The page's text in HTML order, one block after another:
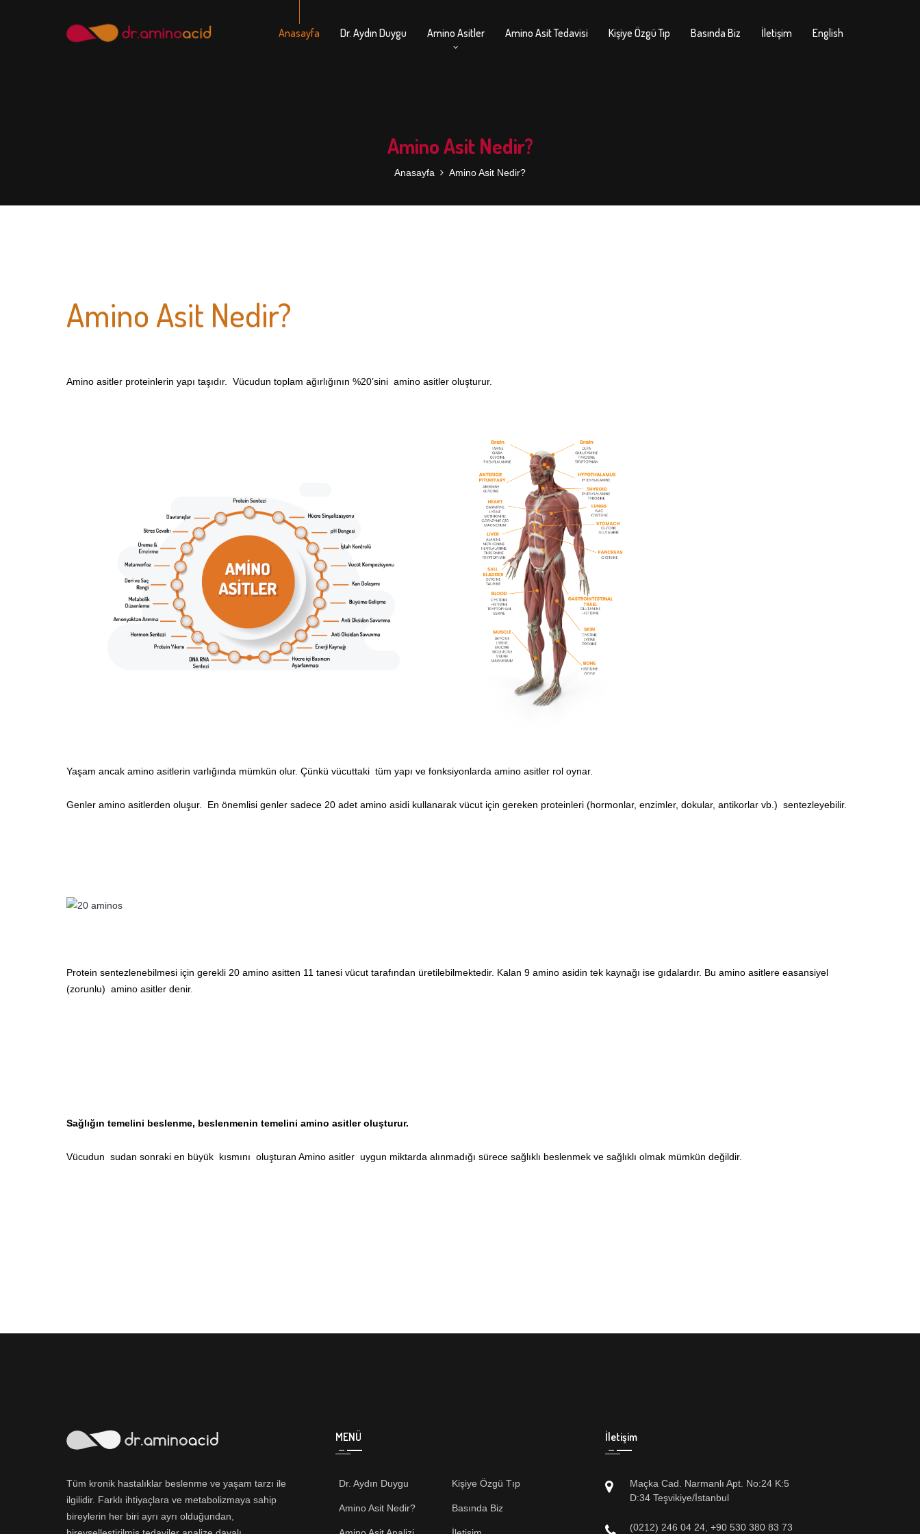
Anasayfa Dr. Aydın Duygu Amino Asitler Amino Asit Tedavisi Kişiye Özgü Tıp Basında Biz İletişim English
Amino Asit Nedir?
Anasayfa Amino Asit Nedir?
Amino Asit Nedir?
Amino asitler proteinlerin yapı taşıdır. Vücudun toplam ağırlığının %20’sini amino asitler oluşturur.
Yaşam ancak amino asitlerin varlığında mümkün olur. Çünkü vücuttaki tüm yapı ve fonksiyonlarda amino asitler rol oynar.
Genler amino asitlerden oluşur. En önemlisi genler sadece 20 adet amino asidi kullanarak vücut için gereken proteinleri (hormonlar, enzimler, dokular, antikorlar vb.) sentezleyebilir.
Protein sentezlenebilmesi için gerekli 20 amino asitten 11 tanesi vücut tarafından üretilebilmektedir. Kalan 9 amino asidin tek kaynağı ise gıdalardır. Bu amino asitlere easansiyel
(zorunlu) amino asitler denir.
Sağlığın temelini beslenme, beslenmenin temelini amino asitler oluşturur.
Vücudun sudan sonraki en büyük kısmını oluşturan Amino asitler uygun miktarda alınmadığı sürece sağlıklı beslenmek ve sağlıklı olmak mümkün değildir.
Tüm kronik hastalıklar beslenme ve yaşam tarzı ile
ilgilidir. Farklı ihtiyaçlara ve metabolizmaya sahip
bireylerin her biri ayrı ayrı olduğundan,
MENÜ
Dr. Aydın Duygu
Amino Asit Nedir?
Kişiye Özgü Tıp
Basında Biz
İletişim
Maçka Cad. Narmanlı Apt. No:24 K:5
D:34 Teşvikiye/İstanbul
(0212) 246 04 24, +90 530 380 83 73